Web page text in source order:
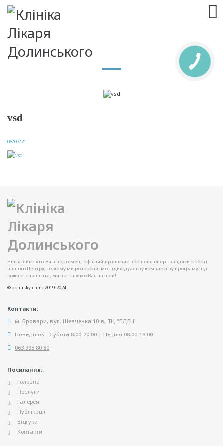
vsd
06/07/21
Неважливо хто Ви: спортсмен, офісний працівник або пенсіонер - завдяки роботі
нашого Центру, в якому ми розробляємо індивідуальну комплексну програму під
кожного пацієнта, ми поставимо Вас на ноги!
© dolinsky.clinic 2019-2024
Контакти:
м. Бровари, вул. Шевченка 10-в, ТЦ "ЕДЕН"
Понеділок - Субота 8:00-20.00 | Неділя 08.00-18.00
063 993 80 80
Посилання:
Головна
Послуги
Галерея
Публікації
Відгуки
Контакти